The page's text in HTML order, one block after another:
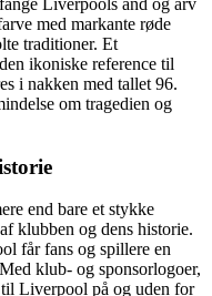
Liverpools ånd og arv
med markante røde
traditioner. Et
ikoniske reference til
i nakken med tallet 96.
om tragedien og
end bare et stykke
klubben og dens historie.
får fans og spillere en
klub- og sponsorlogoer,
Liverpool på og uden for